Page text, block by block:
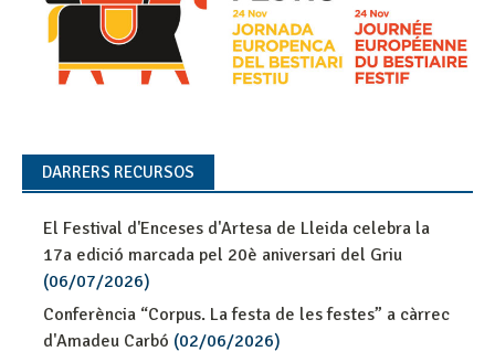
DARRERS RECURSOS
El Festival d'Enceses d'Artesa de Lleida celebra la
17a edició marcada pel 20è aniversari del Griu
(06/07/2026)
Conferència “Corpus. La festa de les festes” a càrrec
d'Amadeu Carbó (02/06/2026)